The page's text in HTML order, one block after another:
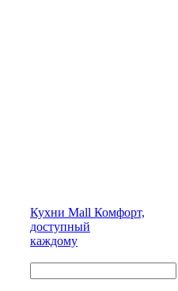
Кухни Mall Комфорт,
доступный
каждому